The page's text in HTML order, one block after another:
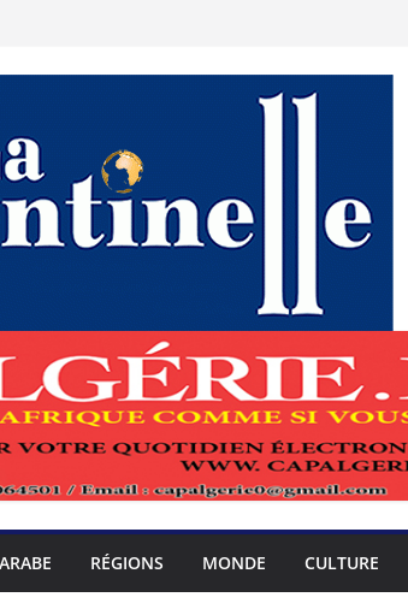
RÉGIONS MONDE CULTURE